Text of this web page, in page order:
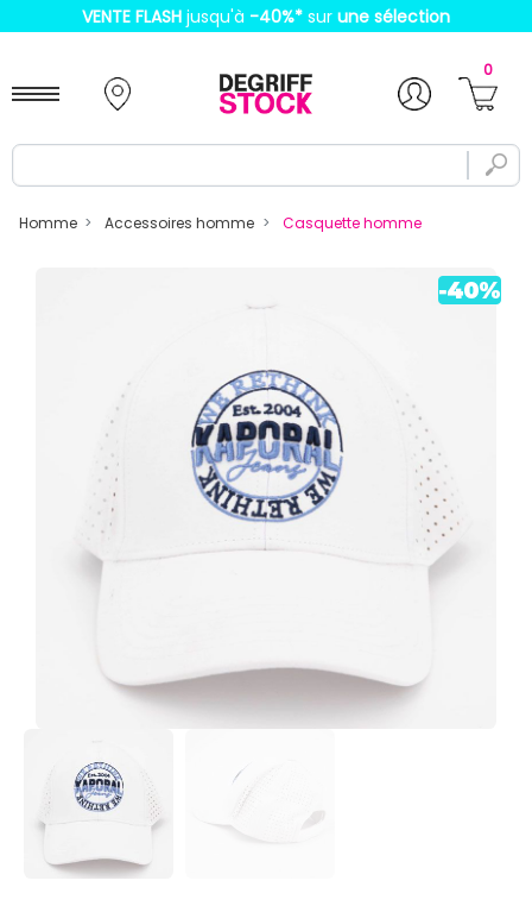
VENTE FLASH jusqu'à -40%* sur une sélection
0
Homme Accessoires homme Casquette homme